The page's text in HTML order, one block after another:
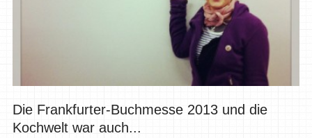
Die Frankfurter-Buchmesse 2013 und die
Kochwelt war auch...